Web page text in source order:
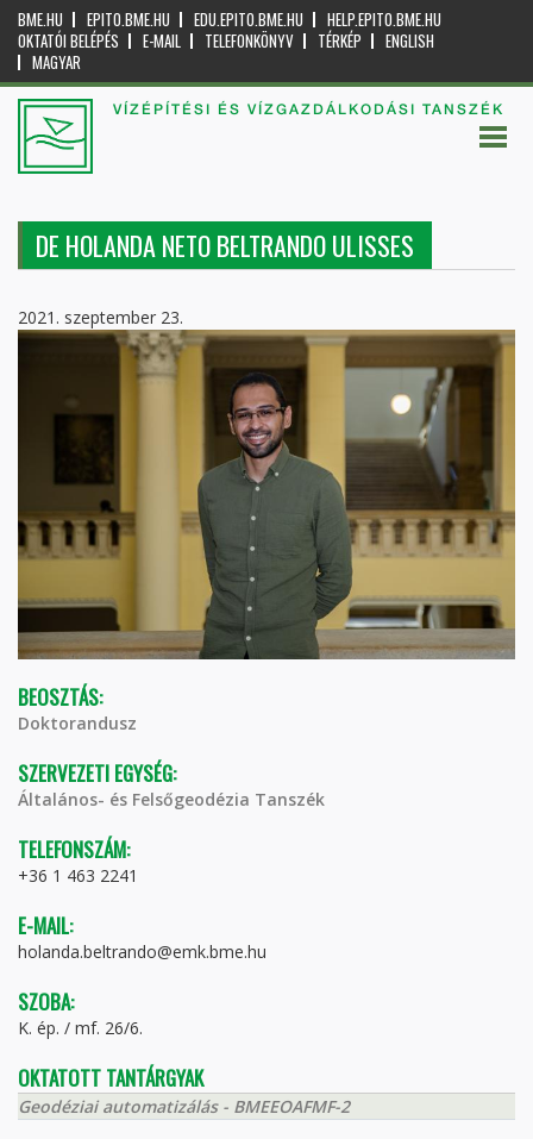
BME.HU EPITO.BME.HU EDU.EPITO.BME.HU
HELP.EPITO.BME.HU
OKTATÓI BELÉPÉS
E-MAIL TELEFONKÖNYV TÉRKÉP
ENGLISH
MAGYAR
VÍZÉPÍTÉSI ÉS VÍZGAZDÁLKODÁSI TANSZÉK
DE HOLANDA NETO BELTRANDO ULISSES
2021. szeptember 23.
BEOSZTÁS:
Doktorandusz
SZERVEZETI EGYSÉG:
Általános- és Felsőgeodézia Tanszék
TELEFONSZÁM:
+36 1 463 2241
E-MAIL:
holanda.beltrando@emk.bme.hu
SZOBA:
K. ép. / mf. 26/6.
OKTATOTT TANTÁRGYAK
Geodéziai automatizálás - BMEEOAFMF-2